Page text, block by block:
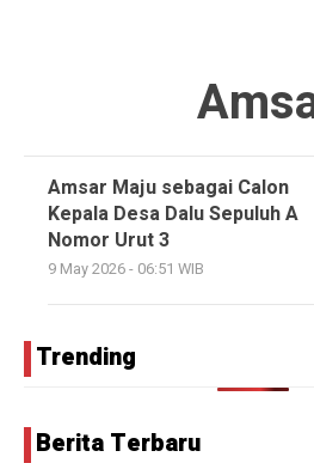
Amsar Maju sebagai Calon
Kepala Desa Dalu Sepuluh A
Nomor Urut 3
9 May 2026 - 06:51 WIB
Trending
Berita Terbaru